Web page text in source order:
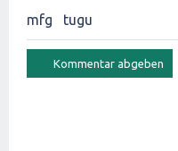
mfg tugu